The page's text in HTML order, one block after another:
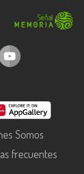
Somos
frecuentes